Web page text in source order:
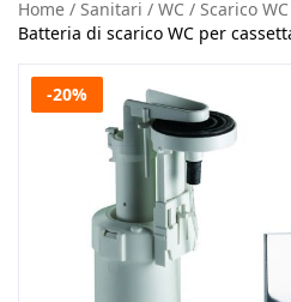
Home Sanitari WC Scarico WC
Batteria di scarico WC per
Vai
immagini
-20%